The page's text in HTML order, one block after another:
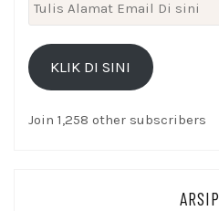
Alamat
Email
KLIK DI SINI
Join 1,258 other subscribers
ARSIP_